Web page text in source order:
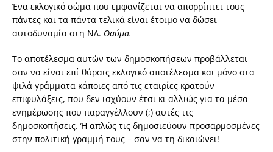
Ένα εκλογικό σώμα που εμφανίζεται να απορρίπτει τους
πάντες και τα πάντα τελικά είναι έτοιμο να δώσει
αυτοδυναμία στη ΝΔ. Θαύμα.
Το αποτέλεσμα αυτών των δημοσκοπήσεων προβάλλεται
σαν να είναι επί θύραις εκλογικό αποτέλεσμα και μόνο στα
ψιλά γράμματα κάποιες από τις εταιρίες κρατούν
επιφυλάξεις, που δεν ισχύουν έτσι κι αλλιώς για τα μέσα
ενημέρωσης που παραγγέλλουν (;) αυτές τις
δημοσκοπήσεις. Ή απλώς τις δημοσιεύουν προσαρμοσμένες
στην πολιτική γραμμή τους – σαν να τη δικαιώνει!